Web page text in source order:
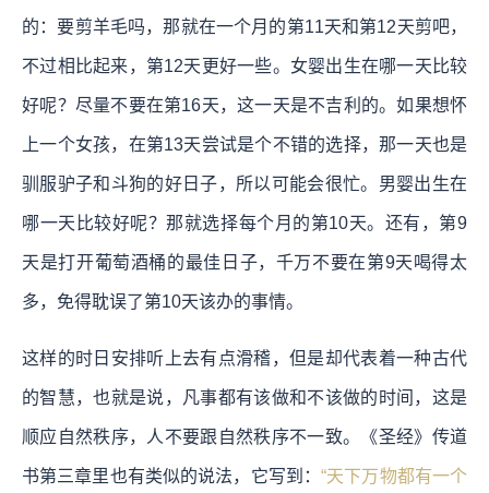
的：要剪羊毛吗，那就在一个月的第11天和第12天剪吧，
不过相比起来，第12天更好一些。女婴出生在哪一天比较
好呢？尽量不要在第16天，这一天是不吉利的。如果想怀
上一个女孩，在第13天尝试是个不错的选择，那一天也是
驯服驴子和斗狗的好日子，所以可能会很忙。男婴出生在
哪一天比较好呢？那就选择每个月的第10天。还有，第9
天是打开葡萄酒桶的最佳日子，千万不要在第9天喝得太
多，免得耽误了第10天该办的事情。
这样的时日安排听上去有点滑稽，但是却代表着一种古代
的智慧，也就是说，凡事都有该做和不该做的时间，这是
顺应自然秩序，人不要跟自然秩序不一致。《圣经》传道
书第三章里也有类似的说法，它写到：“天下万物都有一个